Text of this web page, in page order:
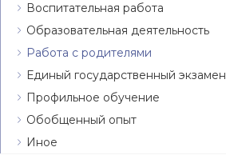
Воспитательная работа
Образовательная деятельность
Работа с родителями
Единый государственный экзамен
Профильное обучение
Обобщенный опыт
Иное